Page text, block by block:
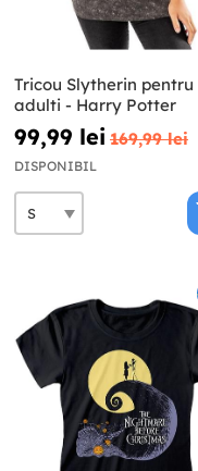
Tricou Slytherin pentru
adulti - Harry Potter
99,99 lei 169,99 lei
DISPONIBIL